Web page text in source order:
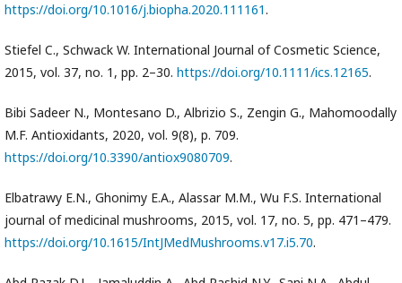
https://doi.org/10.1016/j.biopha.2020.111161.
Stiefel C., Schwack W. International Journal of Cosmetic Science,
2015, vol. 37, no. 1, pp. 2–30. https://doi.org/10.1111/ics.12165.
Bibi Sadeer N., Montesano D., Albrizio S., Zengin G., Mahomoodally
M.F. Antioxidants, 2020, vol. 9(8), p. 709.
https://doi.org/10.3390/antiox9080709.
Elbatrawy E.N., Ghonimy E.A., Alassar M.M., Wu F.S. International
journal of medicinal mushrooms, 2015, vol. 17, no. 5, pp. 471–479.
https://doi.org/10.1615/IntJMedMushrooms.v17.i5.70.